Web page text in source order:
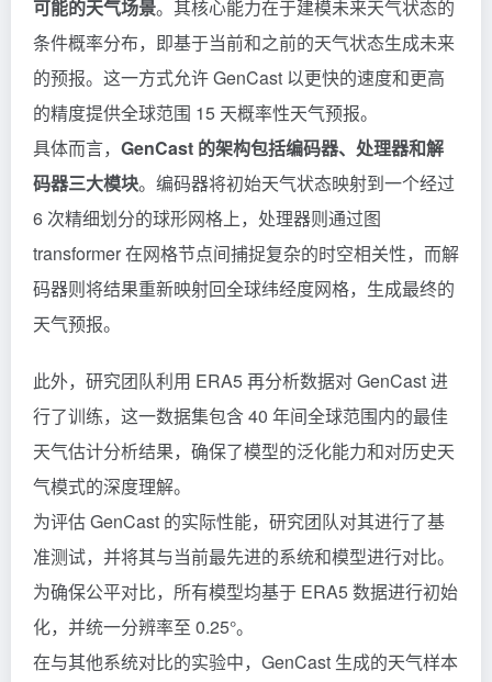
可能的天气场景。其核心能力在于建模未来天气状态的
条件概率分布，即基于当前和之前的天气状态生成未来
的预报。这一方式允许 GenCast 以更快的速度和更高
的精度提供全球范围 15 天概率性天气预报。
具体而言， GenCast 的架构包括编码器、处理器和解
码器三大模块。编码器将初始天气状态映射到一个经过
6 次精细划分的球形网格上，处理器则通过图
transformer在网格节点间捕捉复杂的时空相关性，而解
码器则将结果重新映射回全球纬经度网格，生成最终的
天气预报。
此外，研究团队利用 ERA5 再分析数据对 GenCast 进
行了训练，这一数据集包含 40 年间全球范围内的最佳
天气估计分析结果，确保了模型的泛化能力和对历史天
气模式的深度理解。
为评估 GenCast 的实际性能，研究团队对其进行了基
准测试，并将其与当前最先进的系统和模型进行对比。
为确保公平对比，所有模型均基于 ERA5 数据进行初始
化，并统一分辨率至 0.25°。
在与其他系统对比的实验中，GenCast 生成的天气样本